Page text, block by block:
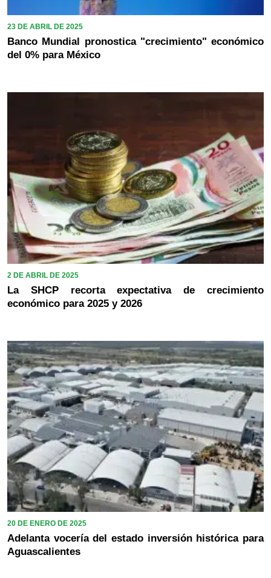
23 DE ABRIL DE 2025
Banco Mundial pronostica "crecimiento" económico
del 0% para México
2 DE ABRIL DE 2025
La SHCP recorta expectativa de crecimiento
económico para 2025 y 2026
20 DE ENERO DE 2025
Adelanta vocería del estado inversión histórica para
Aguascalientes